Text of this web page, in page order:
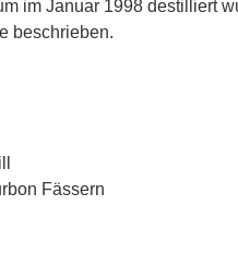
im Januar 1998 destilliert
beschrieben.
Fässern